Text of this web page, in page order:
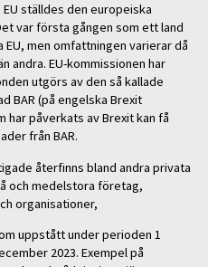
ställdes den europeiska
var första gången som ett land
EU, men omfattningen varierar då
andra. EU-kommissionen har
utgörs av den så kallade
BAR (på engelska Brexit
har påverkats av Brexit kan få
från BAR.
återfinns bland andra privata
och medelstora företag,
organisationer,
uppstått under perioden 1
2023. Exempel på